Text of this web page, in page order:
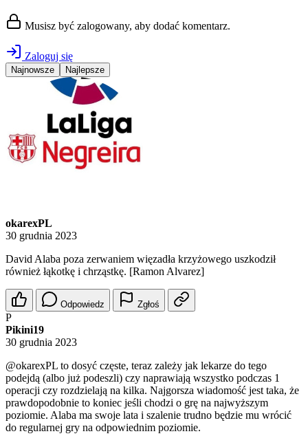
Musisz być zalogowany, aby dodać komentarz.
Zaloguj się
Najnowsze Najlepsze
okarexPL
30 grudnia 2023
David Alaba poza zerwaniem więzadła krzyżowego uszkodził
również łąkotkę i chrząstkę. [Ramon Alvarez]
Odpowiedz Zgłoś
P
Pikini19
30 grudnia 2023
@okarexPL to dosyć częste, teraz zależy jak lekarze do tego
podejdą (albo już podeszli) czy naprawiają wszystko podczas 1
operacji czy rozdzielają na kilka. Najgorsza wiadomość jest taka, że
prawdopodobnie to koniec jeśli chodzi o grę na najwyższym
poziomie. Alaba ma swoje lata i szalenie trudno będzie mu wrócić
do regularnej gry na odpowiednim poziomie.